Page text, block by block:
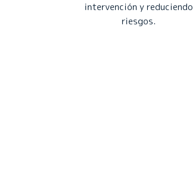
intervención y reduciendo
riesgos.